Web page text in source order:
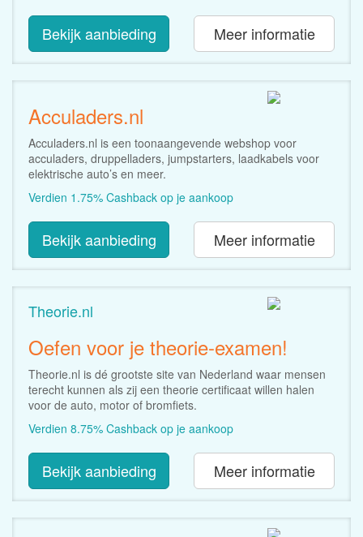
Bekijk aanbieding Meer informatie
Acculaders.nl
Acculaders.nl is een toonaangevende webshop voor
acculaders, druppelladers, jumpstarters, laadkabels voor
elektrische auto’s en meer.
Verdien 1.75% Cashback op je aankoop
Bekijk aanbieding Meer informatie
Theorie.nl
Oefen voor je theorie-examen!
Theorie.nl is dé grootste site van Nederland waar mensen
terecht kunnen als zij een theorie certificaat willen halen
voor de auto, motor of bromfiets.
Verdien 8.75% Cashback op je aankoop
Bekijk aanbieding Meer informatie